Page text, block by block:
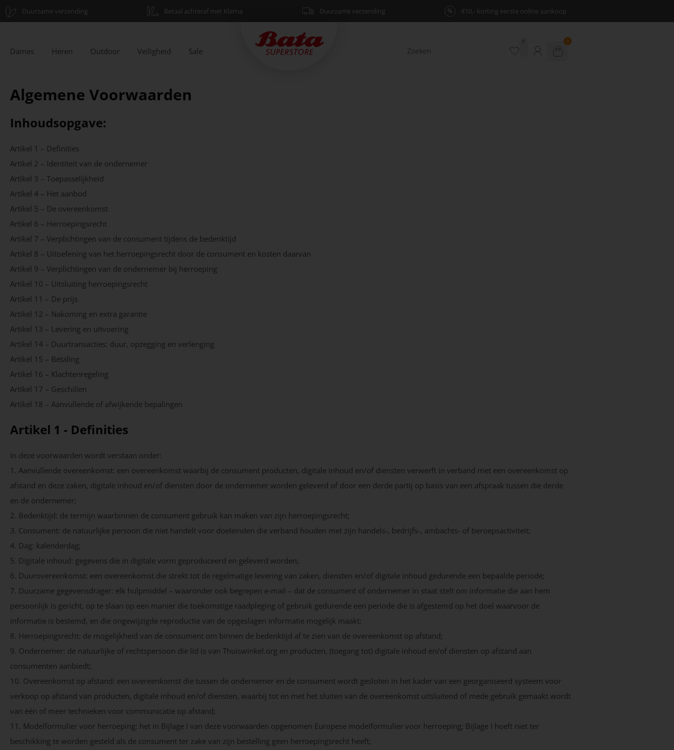
Duurzame verzending Betaal achteraf met Klarna Duurzame verzending % €10,- korting eerste online aankoop
Dames Heren Outdoor Veiligheid Sale
0 0
Algemene Voorwaarden
Inhoudsopgave:
Artikel 1 – Definities
Artikel 2 – Identiteit van de ondernemer
Artikel 3 – Toepasselijkheid
Artikel 4 – Het aanbod
Artikel 5 – De overeenkomst
Artikel 6 – Herroepingsrecht
Artikel 7 – Verplichtingen van de consument tijdens de bedenktijd
Artikel 8 – Uitoefening van het herroepingsrecht door de consument en kosten daarvan
Artikel 9 – Verplichtingen van de ondernemer bij herroeping
Artikel 10 – Uitsluiting herroepingsrecht
Artikel 11 – De prijs
Artikel 12 – Nakoming en extra garantie
Artikel 13 – Levering en uitvoering
Artikel 14 – Duurtransacties: duur, opzegging en verlenging
Artikel 15 – Betaling
Artikel 16 – Klachtenregeling
Artikel 17 – Geschillen
Artikel 18 – Aanvullende of afwijkende bepalingen
Artikel 1 - Definities
In deze voorwaarden wordt verstaan onder:
1. Aanvullende overeenkomst: een overeenkomst waarbij de consument producten, digitale inhoud en/of diensten verwerft in verband met een overeenkomst op
afstand en deze zaken, digitale inhoud en/of diensten door de ondernemer worden geleverd of door een derde partij op basis van een afspraak tussen die derde
en de ondernemer;
2. Bedenktijd: de termijn waarbinnen de consument gebruik kan maken van zijn herroepingsrecht;
3. Consument: de natuurlijke persoon die niet handelt voor doeleinden die verband houden met zijn handels-, bedrijfs-, ambachts- of beroepsactiviteit;
4. Dag: kalenderdag;
5. Digitale inhoud: gegevens die in digitale vorm geproduceerd en geleverd worden;
6. Duurovereenkomst: een overeenkomst die strekt tot de regelmatige levering van zaken, diensten en/of digitale inhoud gedurende een bepaalde periode;
7. Duurzame gegevensdrager: elk hulpmiddel – waaronder ook begrepen e-mail – dat de consument of ondernemer in staat stelt om informatie die aan hem
persoonlijk is gericht, op te slaan op een manier die toekomstige raadpleging of gebruik gedurende een periode die is afgestemd op het doel waarvoor de
informatie is bestemd, en die ongewijzigde reproductie van de opgeslagen informatie mogelijk maakt;
8. Herroepingsrecht: de mogelijkheid van de consument om binnen de bedenktijd af te zien van de overeenkomst op afstand;
9. Ondernemer: de natuurlijke of rechtspersoon die lid is van Thuiswinkel.org en producten, (toegang tot) digitale inhoud en/of diensten op afstand aan
consumenten aanbiedt;
10. Overeenkomst op afstand: een overeenkomst die tussen de ondernemer en de consument wordt gesloten in het kader van een georganiseerd systeem voor
verkoop op afstand van producten, digitale inhoud en/of diensten, waarbij tot en met het sluiten van de overeenkomst uitsluitend of mede gebruik gemaakt wordt
van één of meer technieken voor communicatie op afstand;
11. Modelformulier voor herroeping: het in Bijlage I van deze voorwaarden opgenomen Europese modelformulier voor herroeping; Bijlage I hoeft niet ter
beschikking te worden gesteld als de consument ter zake van zijn bestelling geen herroepingsrecht heeft;